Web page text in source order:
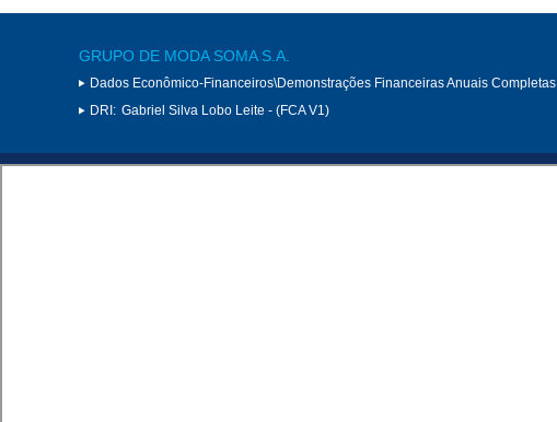
GRUPO DE MODA SOMA S.A.
Dados Econômico-Financeiros\Demonstrações Financeiras Anuais Completas
DRI: Gabriel Silva Lobo Leite - (FCA V1)